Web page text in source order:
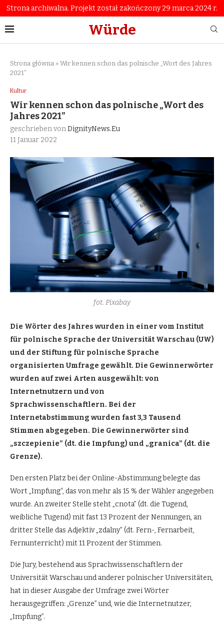
Strona archiwalna. Projekt został zakończony 29 marca 2024 r.
Würde
Strona główna » Wir kennen schon das polnische „Wort des Jahres
2021”
Kultur
Wir kennen schon das polnische „Wort des
Jahres 2021”
geschrieben vonDignityNews.eu
11 Januar 2022
fot. Pixabay
Die Wörter des Jahres wurden in einer vom Institut
für polnische Sprache der Universität Warschau (UW)
und der Stiftung für polnische Sprache
organisierten Umfrage gewählt. Die Gewinnerwörter
wurden auf zwei Arten ausgewählt: von
Internetnutzern und von
Sprachwissenschaftlern. Bei der
Internetabstimmung wurden fast 3,3 Tausend
Stimmen abgegeben. Die Gewinnerwörter sind
„szczepienie” (dt. die Impfung) und „granica” (dt. die
Grenze).
Den ersten Platz bei der Online-Abstimmung belegte das
Wort „Impfung“, das von mehr als 15 % der Wähler angegeben
wurde. An zweiter Stelle steht „cnota” (dt. die Tugend,
weibliche Tugend) mit fast 13 Prozent der Nennungen, an
dritter Stelle das Adjektiv „zdalny” (dt. Fern-, Fernarbeit,
Fernunterricht) mit 11 Prozent der Stimmen.
Die Jury, bestehend aus Sprachwissenschaftlern der
Universität Warschau und anderer polnischer Universitäten,
hat in dieser Ausgabe der Umfrage zwei Wörter
herausgegriffen: „Grenze” und, wie die Internetnutzer,
„Impfung”.